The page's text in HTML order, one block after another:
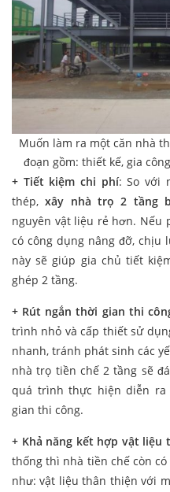
Muốn làm ra một căn nhà
đoạn gồm: thiết kế, gia
+ Tiết kiệm chi phí: So với
thép,xây nhà trọ 2 tầng
nguyên vật liệu rẻ hơn. Nếu
có công dụng nâng đỡ, chịu
này sẽ giúp gia chủ tiết
ghép 2 tầng.
+ Rút ngắn thời gian thi
trình nhỏ và cấp thiết sử
nhanh, tránh phát sinh các
nhà trọ tiền chế 2 tầng sẽ
quá trình thực hiện diễn
gian thi công.
+ Khả năng kết hợp vật liệu
thống thì nhà tiền chế còn
như: vật liệu thân thiện với